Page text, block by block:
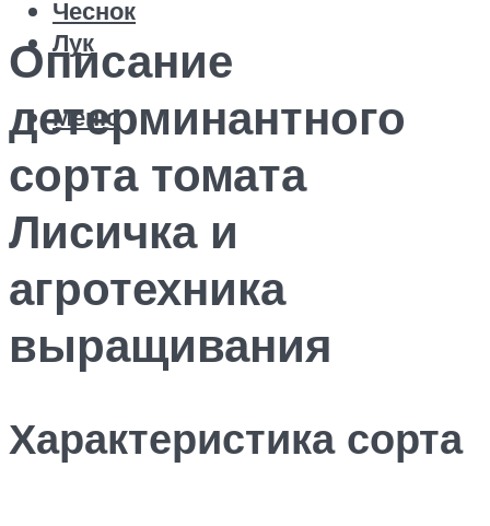
Чеснок
Лук
Меню
Описание
детерминантного
сорта томата
Лисичка и
агротехника
выращивания
Характеристика сорта